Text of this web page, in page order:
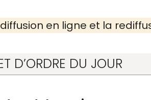
en ligne et la
D’ORDRE DU JOUR